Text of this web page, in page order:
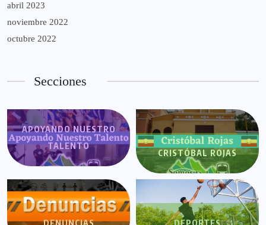
abril 2023
noviembre 2022
octubre 2022
Secciones
APOYANDO NUESTRO
TALENTO
CRISTÓBAL ROJAS